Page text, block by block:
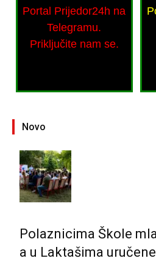
Portal Prijedor24h na
Telegramu.
Priključite nam se.
Novo
Polaznicima Škole
a u Laktašima